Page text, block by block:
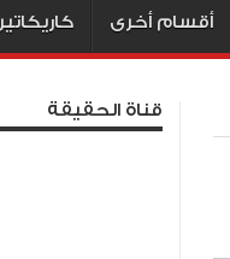
أقسام أخرى كاريكاتير
قناة الحقيقة